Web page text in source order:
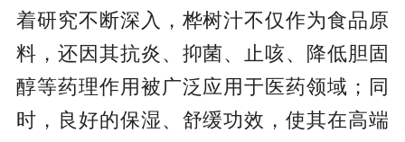
着研究不断深入，桦树汁不仅作为食品原
料，还因其抗炎、抑菌、止咳、降低胆固
醇等药理作用被广泛应用于医药领域；同
时，良好的保湿、舒缓功效，使其在高端